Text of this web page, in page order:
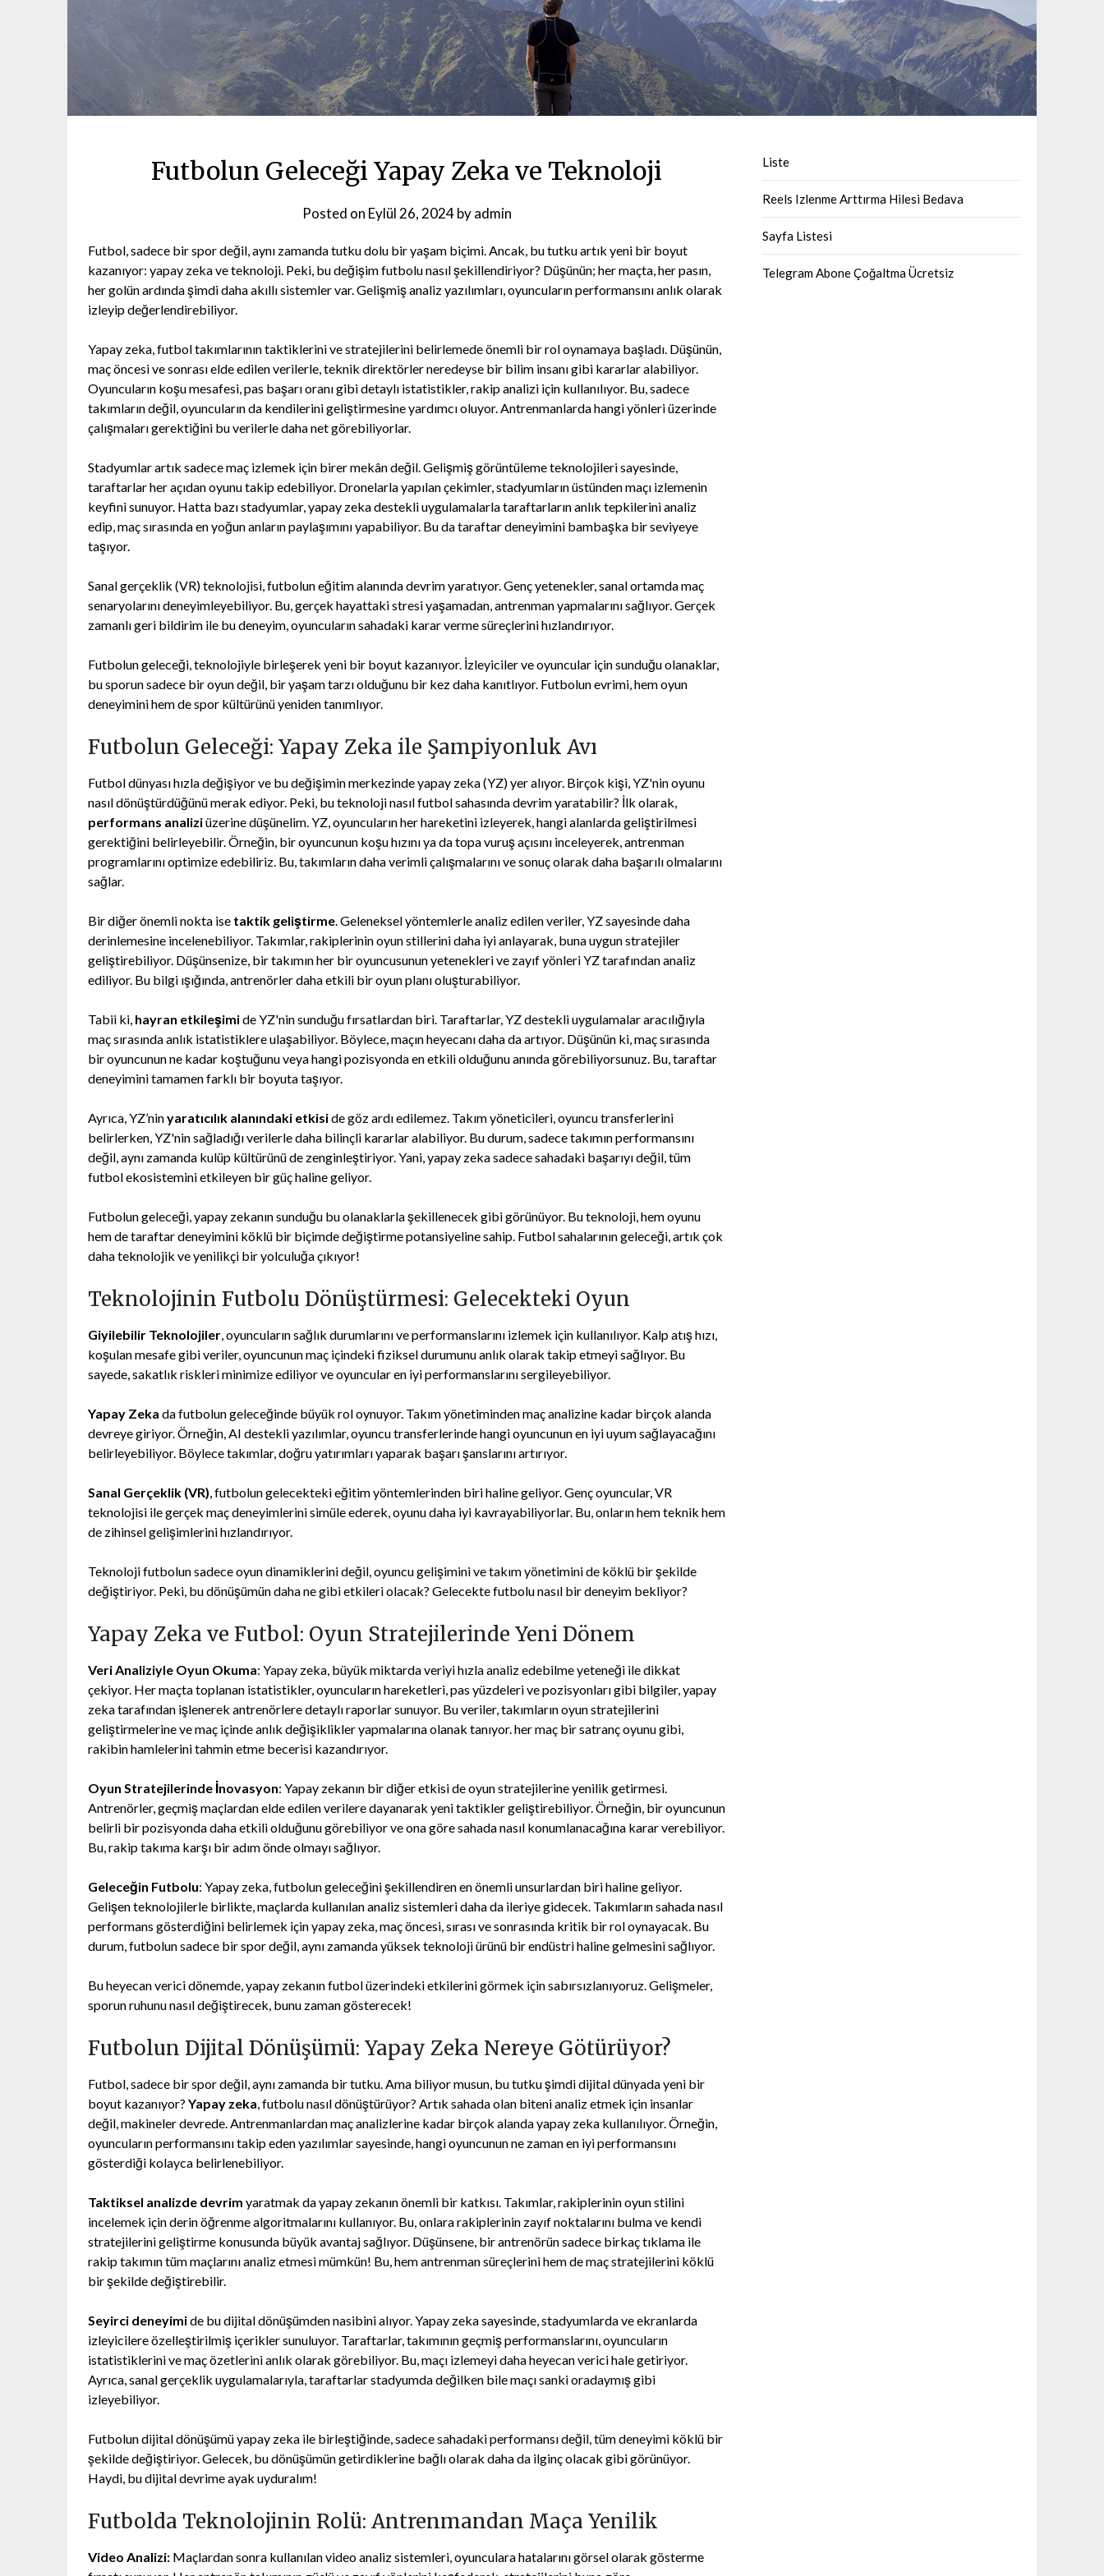
Futbolun Geleceği Yapay Zeka ve Teknoloji
Posted on Eylül 26, 2024byadmin
Futbol, sadece bir spor değil, aynı zamanda tutku dolu bir yaşam biçimi. Ancak, bu tutku artık yeni bir boyut
kazanıyor: yapay zeka ve teknoloji. Peki, bu değişim futbolu nasıl şekillendiriyor? Düşünün; her maçta, her pasın,
her golün ardında şimdi daha akıllı sistemler var. Gelişmiş analiz yazılımları, oyuncuların performansını anlık olarak
izleyip değerlendirebiliyor.
Yapay zeka, futbol takımlarının taktiklerini ve stratejilerini belirlemede önemli bir rol oynamaya başladı. Düşünün,
maç öncesi ve sonrası elde edilen verilerle, teknik direktörler neredeyse bir bilim insanı gibi kararlar alabiliyor.
Oyuncuların koşu mesafesi, pas başarı oranı gibi detaylı istatistikler, rakip analizi için kullanılıyor. Bu, sadece
takımların değil, oyuncuların da kendilerini geliştirmesine yardımcı oluyor. Antrenmanlarda hangi yönleri üzerinde
çalışmaları gerektiğini bu verilerle daha net görebiliyorlar.
Stadyumlar artık sadece maç izlemek için birer mekân değil. Gelişmiş görüntüleme teknolojileri sayesinde,
taraftarlar her açıdan oyunu takip edebiliyor. Dronelarla yapılan çekimler, stadyumların üstünden maçı izlemenin
keyfini sunuyor. Hatta bazı stadyumlar, yapay zeka destekli uygulamalarla taraftarların anlık tepkilerini analiz
edip, maç sırasında en yoğun anların paylaşımını yapabiliyor. Bu da taraftar deneyimini bambaşka bir seviyeye
taşıyor.
Sanal gerçeklik (VR) teknolojisi, futbolun eğitim alanında devrim yaratıyor. Genç yetenekler, sanal ortamda maç
senaryolarını deneyimleyebiliyor. Bu, gerçek hayattaki stresi yaşamadan, antrenman yapmalarını sağlıyor. Gerçek
zamanlı geri bildirim ile bu deneyim, oyuncuların sahadaki karar verme süreçlerini hızlandırıyor.
Futbolun geleceği, teknolojiyle birleşerek yeni bir boyut kazanıyor. İzleyiciler ve oyuncular için sunduğu olanaklar,
bu sporun sadece bir oyun değil, bir yaşam tarzı olduğunu bir kez daha kanıtlıyor. Futbolun evrimi, hem oyun
deneyimini hem de spor kültürünü yeniden tanımlıyor.
Futbolun Geleceği: Yapay Zeka ile Şampiyonluk Avı
Futbol dünyası hızla değişiyor ve bu değişimin merkezinde yapay zeka (YZ) yer alıyor. Birçok kişi, YZ'nin oyunu
nasıl dönüştürdüğünü merak ediyor. Peki, bu teknoloji nasıl futbol sahasında devrim yaratabilir? İlk olarak,
performans analiziüzerine düşünelim. YZ, oyuncuların her hareketini izleyerek, hangi alanlarda geliştirilmesi
gerektiğini belirleyebilir. Örneğin, bir oyuncunun koşu hızını ya da topa vuruş açısını inceleyerek, antrenman
programlarını optimize edebiliriz. Bu, takımların daha verimli çalışmalarını ve sonuç olarak daha başarılı olmalarını
sağlar.
Bir diğer önemli nokta ise taktik geliştirme. Geleneksel yöntemlerle analiz edilen veriler, YZ sayesinde daha
derinlemesine incelenebiliyor. Takımlar, rakiplerinin oyun stillerini daha iyi anlayarak, buna uygun stratejiler
geliştirebiliyor. Düşünsenize, bir takımın her bir oyuncusunun yetenekleri ve zayıf yönleri YZ tarafından analiz
ediliyor. Bu bilgi ışığında, antrenörler daha etkili bir oyun planı oluşturabiliyor.
Tabii ki, hayran etkileşimide YZ'nin sunduğu fırsatlardan biri. Taraftarlar, YZ destekli uygulamalar aracılığıyla
maç sırasında anlık istatistiklere ulaşabiliyor. Böylece, maçın heyecanı daha da artıyor. Düşünün ki, maç sırasında
bir oyuncunun ne kadar koştuğunu veya hangi pozisyonda en etkili olduğunu anında görebiliyorsunuz. Bu, taraftar
deneyimini tamamen farklı bir boyuta taşıyor.
Ayrıca, YZ’ninyaratıcılık alanındaki etkiside göz ardı edilemez. Takım yöneticileri, oyuncu transferlerini
belirlerken, YZ'nin sağladığı verilerle daha bilinçli kararlar alabiliyor. Bu durum, sadece takımın performansını
değil, aynı zamanda kulüp kültürünü de zenginleştiriyor. Yani, yapay zeka sadece sahadaki başarıyı değil, tüm
futbol ekosistemini etkileyen bir güç haline geliyor.
Futbolun geleceği, yapay zekanın sunduğu bu olanaklarla şekillenecek gibi görünüyor. Bu teknoloji, hem oyunu
hem de taraftar deneyimini köklü bir biçimde değiştirme potansiyeline sahip. Futbol sahalarının geleceği, artık çok
daha teknolojik ve yenilikçi bir yolculuğa çıkıyor!
Teknolojinin Futbolu Dönüştürmesi: Gelecekteki Oyun
Giyilebilir Teknolojiler, oyuncuların sağlık durumlarını ve performanslarını izlemek için kullanılıyor. Kalp atış hızı,
koşulan mesafe gibi veriler, oyuncunun maç içindeki fiziksel durumunu anlık olarak takip etmeyi sağlıyor. Bu
sayede, sakatlık riskleri minimize ediliyor ve oyuncular en iyi performanslarını sergileyebiliyor.
Yapay Zeka da futbolun geleceğinde büyük rol oynuyor. Takım yönetiminden maç analizine kadar birçok alanda
devreye giriyor. Örneğin, AI destekli yazılımlar, oyuncu transferlerinde hangi oyuncunun en iyi uyum sağlayacağını
belirleyebiliyor. Böylece takımlar, doğru yatırımları yaparak başarı şanslarını artırıyor.
Sanal Gerçeklik (VR), futbolun gelecekteki eğitim yöntemlerinden biri haline geliyor. Genç oyuncular, VR
teknolojisi ile gerçek maç deneyimlerini simüle ederek, oyunu daha iyi kavrayabiliyorlar. Bu, onların hem teknik hem
de zihinsel gelişimlerini hızlandırıyor.
Teknoloji futbolun sadece oyun dinamiklerini değil, oyuncu gelişimini ve takım yönetimini de köklü bir şekilde
değiştiriyor. Peki, bu dönüşümün daha ne gibi etkileri olacak? Gelecekte futbolu nasıl bir deneyim bekliyor?
Yapay Zeka ve Futbol: Oyun Stratejilerinde Yeni Dönem
Veri Analiziyle Oyun Okuma: Yapay zeka, büyük miktarda veriyi hızla analiz edebilme yeteneği ile dikkat
çekiyor. Her maçta toplanan istatistikler, oyuncuların hareketleri, pas yüzdeleri ve pozisyonları gibi bilgiler, yapay
zeka tarafından işlenerek antrenörlere detaylı raporlar sunuyor. Bu veriler, takımların oyun stratejilerini
geliştirmelerine ve maç içinde anlık değişiklikler yapmalarına olanak tanıyor. her maç bir satranç oyunu gibi,
rakibin hamlelerini tahmin etme becerisi kazandırıyor.
Oyun Stratejilerinde İnovasyon: Yapay zekanın bir diğer etkisi de oyun stratejilerine yenilik getirmesi.
Antrenörler, geçmiş maçlardan elde edilen verilere dayanarak yeni taktikler geliştirebiliyor. Örneğin, bir oyuncunun
belirli bir pozisyonda daha etkili olduğunu görebiliyor ve ona göre sahada nasıl konumlanacağına karar verebiliyor.
Bu, rakip takıma karşı bir adım önde olmayı sağlıyor.
Geleceğin Futbolu: Yapay zeka, futbolun geleceğini şekillendiren en önemli unsurlardan biri haline geliyor.
Gelişen teknolojilerle birlikte, maçlarda kullanılan analiz sistemleri daha da ileriye gidecek. Takımların sahada nasıl
performans gösterdiğini belirlemek için yapay zeka, maç öncesi, sırası ve sonrasında kritik bir rol oynayacak. Bu
durum, futbolun sadece bir spor değil, aynı zamanda yüksek teknoloji ürünü bir endüstri haline gelmesini sağlıyor.
Bu heyecan verici dönemde, yapay zekanın futbol üzerindeki etkilerini görmek için sabırsızlanıyoruz. Gelişmeler,
sporun ruhunu nasıl değiştirecek, bunu zaman gösterecek!
Futbolun Dijital Dönüşümü: Yapay Zeka Nereye Götürüyor?
Futbol, sadece bir spor değil, aynı zamanda bir tutku. Ama biliyor musun, bu tutku şimdi dijital dünyada yeni bir
boyut kazanıyor? Yapay zeka, futbolu nasıl dönüştürüyor? Artık sahada olan biteni analiz etmek için insanlar
değil, makineler devrede. Antrenmanlardan maç analizlerine kadar birçok alanda yapay zeka kullanılıyor. Örneğin,
oyuncuların performansını takip eden yazılımlar sayesinde, hangi oyuncunun ne zaman en iyi performansını
gösterdiği kolayca belirlenebiliyor.
Taktiksel analizde devrim yaratmak da yapay zekanın önemli bir katkısı. Takımlar, rakiplerinin oyun stilini
incelemek için derin öğrenme algoritmalarını kullanıyor. Bu, onlara rakiplerinin zayıf noktalarını bulma ve kendi
stratejilerini geliştirme konusunda büyük avantaj sağlıyor. Düşünsene, bir antrenörün sadece birkaç tıklama ile
rakip takımın tüm maçlarını analiz etmesi mümkün! Bu, hem antrenman süreçlerini hem de maç stratejilerini köklü
bir şekilde değiştirebilir.
Seyirci deneyimide bu dijital dönüşümden nasibini alıyor. Yapay zeka sayesinde, stadyumlarda ve ekranlarda
izleyicilere özelleştirilmiş içerikler sunuluyor. Taraftarlar, takımının geçmiş performanslarını, oyuncuların
istatistiklerini ve maç özetlerini anlık olarak görebiliyor. Bu, maçı izlemeyi daha heyecan verici hale getiriyor.
Ayrıca, sanal gerçeklik uygulamalarıyla, taraftarlar stadyumda değilken bile maçı sanki oradaymış gibi
izleyebiliyor.
Futbolun dijital dönüşümü yapay zeka ile birleştiğinde, sadece sahadaki performansı değil, tüm deneyimi köklü bir
şekilde değiştiriyor. Gelecek, bu dönüşümün getirdiklerine bağlı olarak daha da ilginç olacak gibi görünüyor.
Haydi, bu dijital devrime ayak uyduralım!
Futbolda Teknolojinin Rolü: Antrenmandan Maça Yenilik
Video Analizi: Maçlardan sonra kullanılan video analiz sistemleri, oyunculara hatalarını görsel olarak gösterme
Liste
Reels Izlenme Arttırma Hilesi Bedava
Sayfa Listesi
Telegram Abone Çoğaltma Ücretsiz